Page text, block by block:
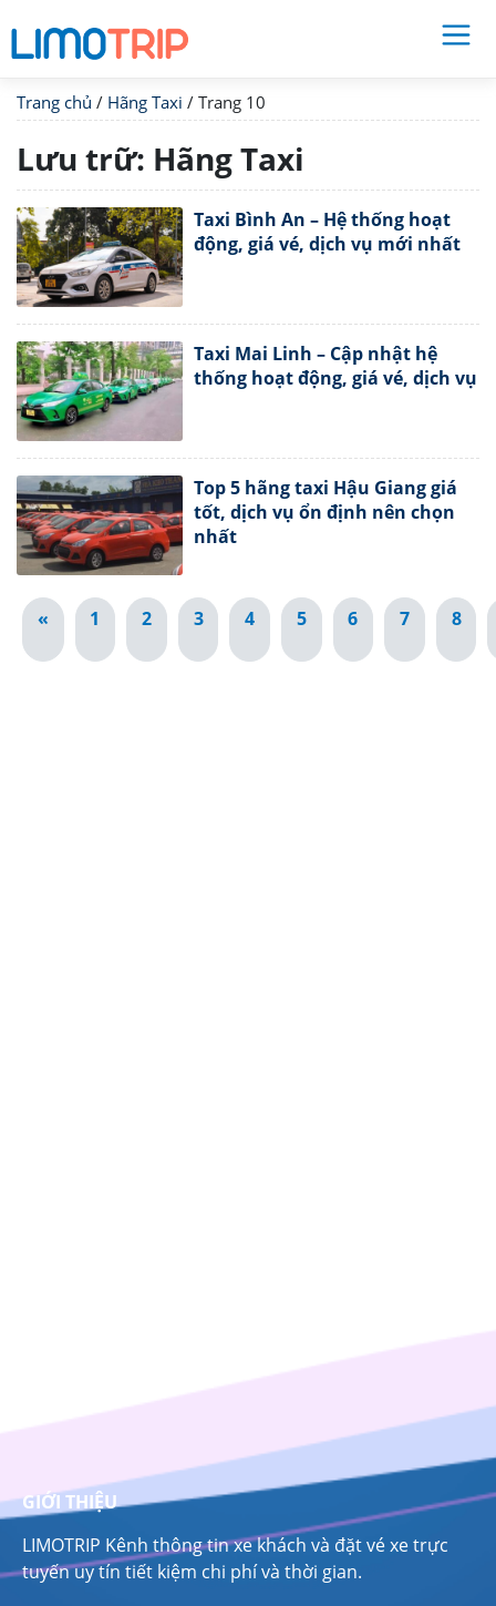
Trang chủ / Hãng Taxi / Trang 10
Lưu trữ: Hãng Taxi
Taxi Bình An – Hệ thống hoạt
động, giá vé, dịch vụ mới nhất
Taxi Mai Linh – Cập nhật hệ
thống hoạt động, giá vé, dịch vụ
Top 5 hãng taxi Hậu Giang giá
tốt, dịch vụ ổn định nên chọn
nhất
« 1 2 3 4 5 6 7 8
GIỚI THIỆU
LIMOTRIP Kênh thông tin xe khách và đặt vé xe trực
tuyến uy tín tiết kiệm chi phí và thời gian.